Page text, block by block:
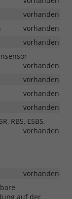
vorhanden
vorhanden
vorhanden
vorhanden
vorhanden
vorhanden
vorhanden
RBS, ESBS,
vorhanden
vorhanden
auf der